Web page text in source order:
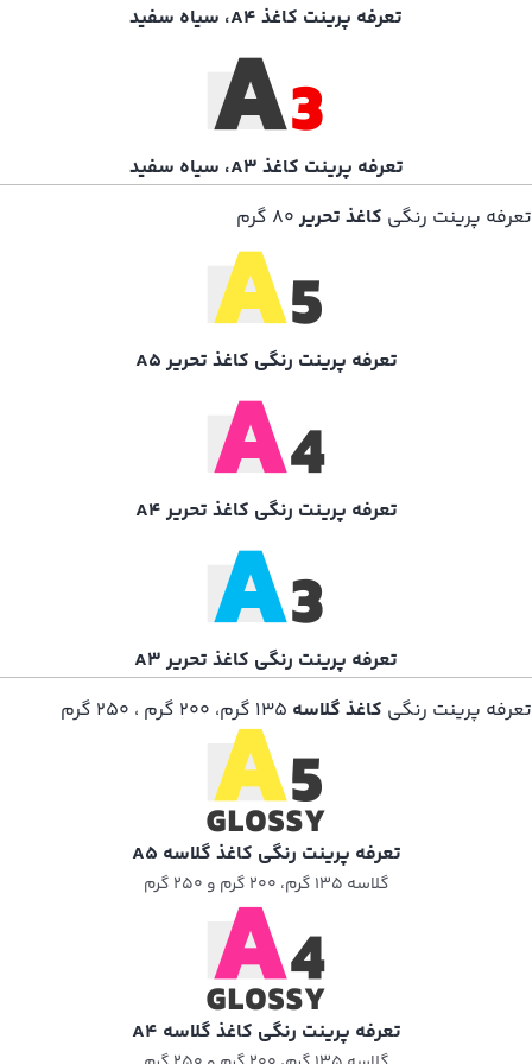
تعرفه پرینت کاغذ A4، سیاه سفید
تعرفه پرینت کاغذ A3، سیاه سفید
تعرفه پرینت رنگی کاغذ تحریر ۸۰ گرم
تعرفه پرینت رنگی کاغذ تحریر A5
تعرفه پرینت رنگی کاغذ تحریر A4
تعرفه پرینت رنگی کاغذ تحریر A3
تعرفه پرینت رنگی کاغذ گلاسه ۱۳۵ گرم، ۲۰۰ گرم ، ۲۵۰ گرم
تعرفه پرینت رنگی کاغذ گلاسه A5
گلاسه ۱۳۵ گرم، ۲۰۰ گرم و ۲۵۰ گرم​
تعرفه پرینت رنگی کاغذ گلاسه A4